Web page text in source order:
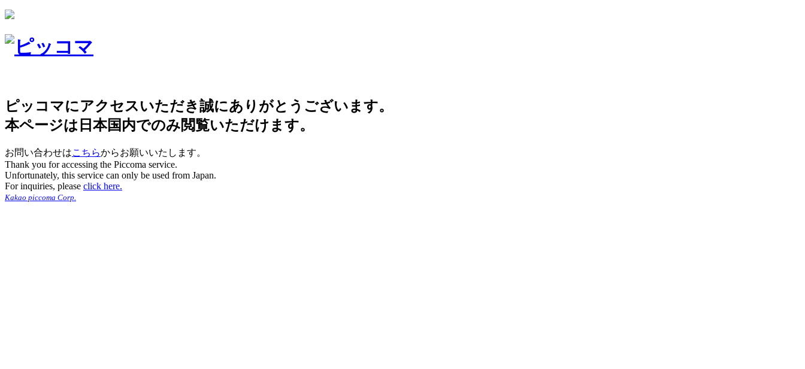
ピッコマにアクセスいただき誠にありがとうございます。
本ページは日本国内でのみ閲覧いただけます。
お問い合わせはこちらからお願いいたします。
Thank you for accessing the Piccoma service.
Unfortunately, this service can only be used from Japan.
For inquiries, please click here.
Kakao piccoma Corp.